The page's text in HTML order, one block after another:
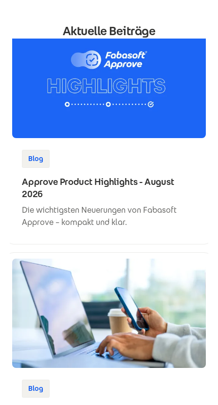
Aktuelle Beiträge
Blog
Approve Product Highlights - August
2026
Die wichtigsten Neuerungen von Fabasoft
Approve – kompakt und klar.
Blog